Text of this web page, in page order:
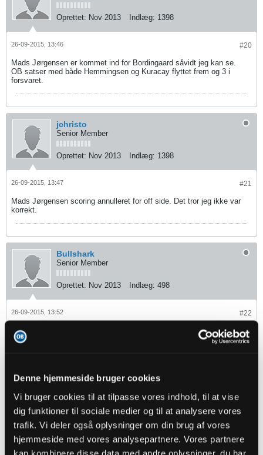
Denne hjemmeside bruger cookies
Vi bruger cookies til at tilpasse vores indhold, til at vise
dig funktioner til sociale medier og til at analysere vores
trafik. Vi deler også oplysninger om din brug af vores
hjemmeside med vores analysepartnere. Vores partnere
kan kombinere disse data med andre oplysninger, du har
Oprettet: Nov 2013 Indlæg: 1398
#20
26-09-2015, 13:46
Mads Jørgensen er kommet ind for Bordingaard såvidt jeg kan se.
OB satser med både Hemmingsen og Kuracay flyttet frem og 3 i
forsvaret.
jchristo
Senior Member
Oprettet: Nov 2013 Indlæg: 1398
#21
26-09-2015, 13:47
Mads Jørgensen scoring annulleret for off side. Det tror jeg ikke var
korrekt.
Bullshark
Senior Member
Oprettet: Nov 2013 Indlæg: 498
#22
26-09-2015, 13:52
OB taber 1-0 efter at have været en mand i undertal i 70 minutter.
jchristo
Senior Member
Oprettet: Nov 2013 Indlæg: 1398
Det slutter 1-0. Fortjent nok, men surt efter rigtig god fight.